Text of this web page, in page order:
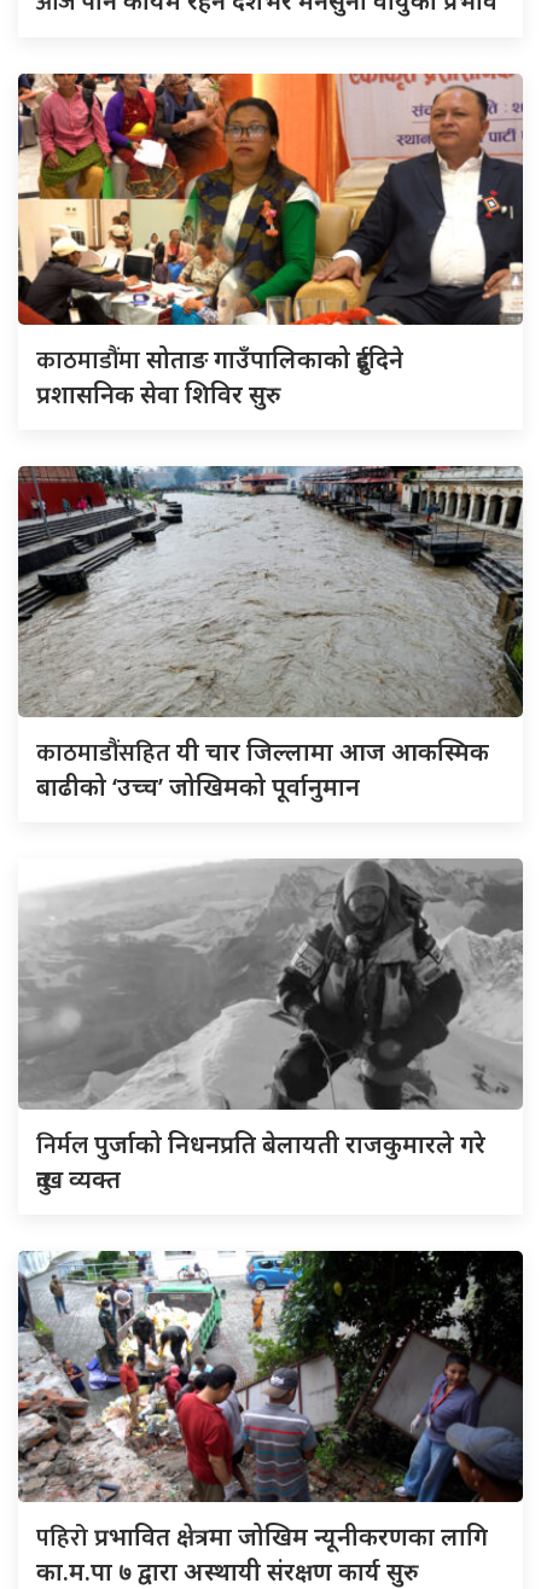
काठमाडौंमासोताङ गाउँपालिकाको दुईदिने
प्रशासनिक सेवा शिविर सुरु
काठमाडौंसहितयी चार जिल्लामा आज आकस्मिक
बाढीको ‘उच्च’ जोखिमको पूर्वानुमान
निर्मलपुर्जाको निधनप्रति बेलायती राजकुमारले गरे
दुःख व्यक्त
पहिरोप्रभावित क्षेत्रमा जोखिम न्यूनीकरणका लागि
का.म.पा ७ द्वारा अस्थायी संरक्षण कार्य सुरु